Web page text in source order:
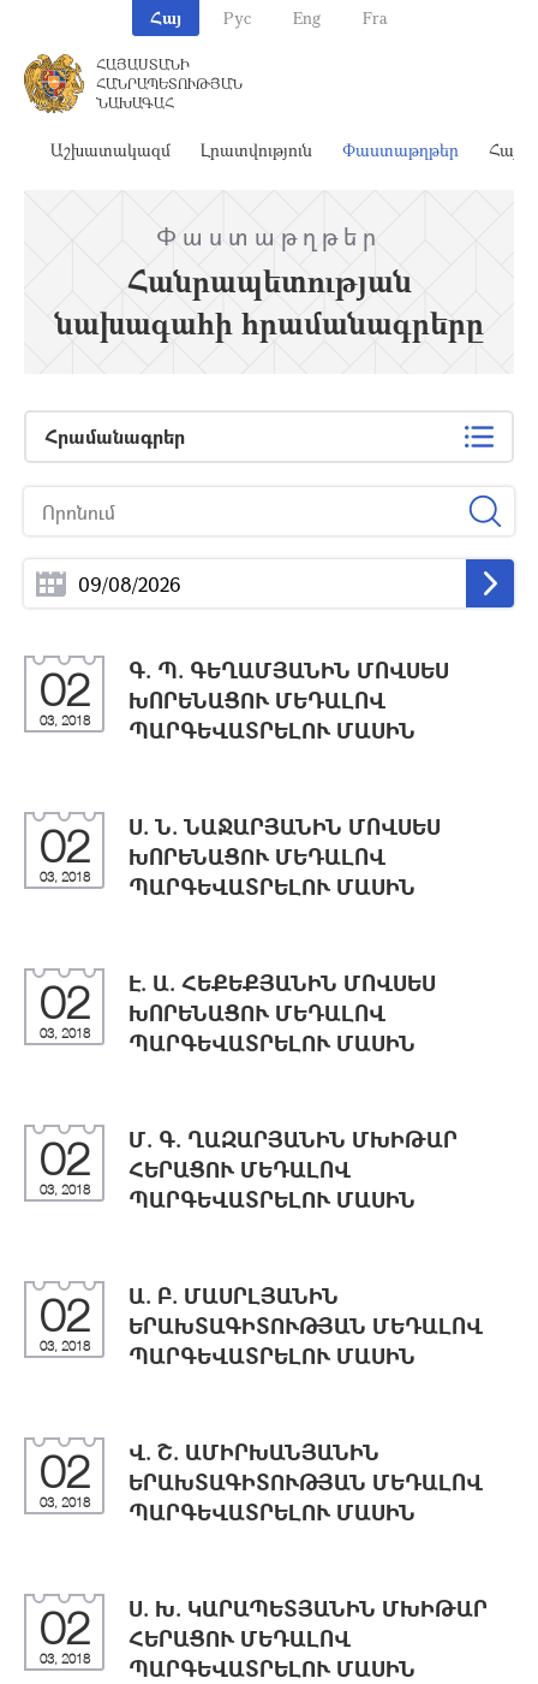
Հայ Рус Eng Fra
ՀԱՅԱՍՏԱՆԻ
ՀԱՆՐԱՊԵՏՈՒԹՅԱՆ
ՆԱԽԱԳԱՀ
Աշխատակազմ Լրատվություն Փաստաթղթեր
Փաստաթղթեր
Հանրապետության
նախագահի հրամանագրերը
Հրամանագրեր
02
03, 2018
Գ. Պ. ԳԵՂԱՄՅԱՆԻՆ ՄՈՎՍԵՍ
ԽՈՐԵՆԱՑՈՒ ՄԵԴԱԼՈՎ
ՊԱՐԳԵՎԱՏՐԵԼՈՒ ՄԱՍԻՆ
02
03, 2018
Ս. Ն. ՆԱՋԱՐՅԱՆԻՆ ՄՈՎՍԵՍ
ԽՈՐԵՆԱՑՈՒ ՄԵԴԱԼՈՎ
ՊԱՐԳԵՎԱՏՐԵԼՈՒ ՄԱՍԻՆ
02
03, 2018
Է. Ա. ՀԵՔԵՔՅԱՆԻՆ ՄՈՎՍԵՍ
ԽՈՐԵՆԱՑՈՒ ՄԵԴԱԼՈՎ
ՊԱՐԳԵՎԱՏՐԵԼՈՒ ՄԱՍԻՆ
02
03, 2018
Մ. Գ. ՂԱԶԱՐՅԱՆԻՆ ՄԽԻԹԱՐ
ՀԵՐԱՑՈՒ ՄԵԴԱԼՈՎ
ՊԱՐԳԵՎԱՏՐԵԼՈՒ ՄԱՍԻՆ
02
03, 2018
Ա. Բ. ՄԱՍՐԼՅԱՆԻՆ
ԵՐԱԽՏԱԳԻՏՈՒԹՅԱՆ ՄԵԴԱԼՈՎ
ՊԱՐԳԵՎԱՏՐԵԼՈՒ ՄԱՍԻՆ
02
03, 2018
Վ. Շ. ԱՄԻՐԽԱՆՅԱՆԻՆ
ԵՐԱԽՏԱԳԻՏՈՒԹՅԱՆ ՄԵԴԱԼՈՎ
ՊԱՐԳԵՎԱՏՐԵԼՈՒ ՄԱՍԻՆ
02
03, 2018
Ս. Խ. ԿԱՐԱՊԵՏՅԱՆԻՆ ՄԽԻԹԱՐ
ՀԵՐԱՑՈՒ ՄԵԴԱԼՈՎ
ՊԱՐԳԵՎԱՏՐԵԼՈՒ ՄԱՍԻՆ